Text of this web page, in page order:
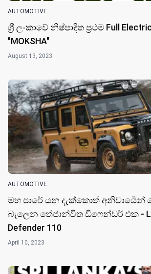
AUTOMOTIVE
ශ්‍රී ලංකාවේ නිෂ්පාදිත ප්‍රථම Full
"MOKSHA"
August 13, 2023
AUTOMOTIVE
මහ පාරේ යන දැක්කොත් අනිවාර්‍යෙන්
බැලෙන තේජාන්විත ඩිෆෙන්ඩර් එක -
Defender 110
April 10, 2023